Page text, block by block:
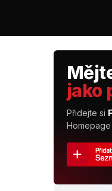
jako
Přidejte si
Homepage